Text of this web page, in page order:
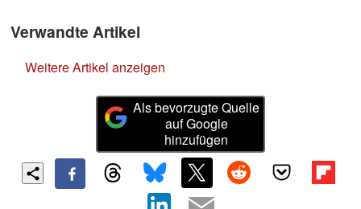
Verwandte Artikel
Weitere Artikel anzeigen
Als bevorzugte Quelle
auf Google
hinzufügen